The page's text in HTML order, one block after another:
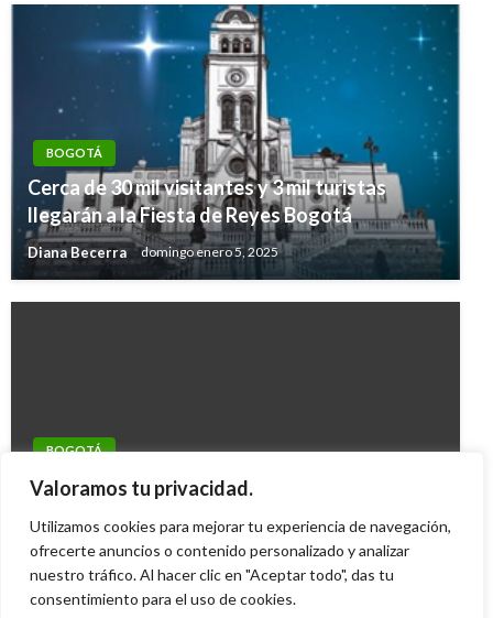
Valoramos tu privacidad.
Utilizamos cookies para mejorar tu experiencia de navegación,
ofrecerte anuncios o contenido personalizado y analizar
nuestro tráfico. Al hacer clic en "Aceptar todo", das tu
consentimiento para el uso de cookies.
BOGOTÁ
Cerca de 30 mil visitantes y 3 mil turistas
llegarán a la Fiesta de Reyes Bogotá
Diana Becerra domingo enero 5, 2025
BOGOTÁ
Inicia construcción de la glorieta de la calle 19
Iván Briceño miércoles noviembre 14, 2012